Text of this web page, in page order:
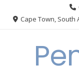
Cape Town, South